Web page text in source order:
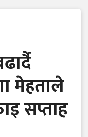
मेहताले
सप्ताह